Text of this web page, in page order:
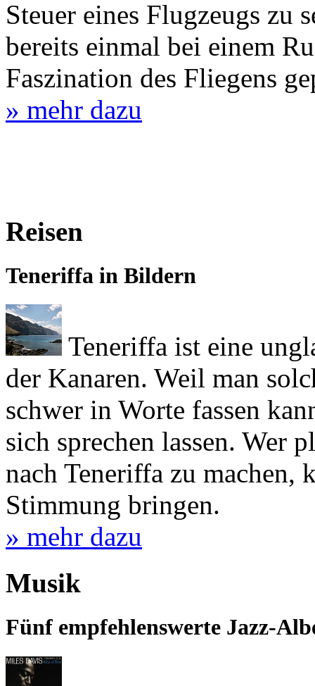
Steuer eines Flugzeugs zu
bereits einmal bei einem
Faszination des Fliegens
» mehr dazu
Reisen
Teneriffa in Bildern
Teneriffa ist eine
der Kanaren. Weil man
schwer in Worte fassen
sich sprechen lassen. Wer
nach Teneriffa zu machen,
Stimmung bringen.
» mehr dazu
Musik
Fünf empfehlenswerte Jazz-